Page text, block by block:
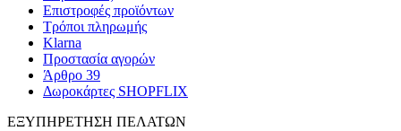
Επιστροφές προϊόντων
Τρόποι πληρωμής
Klarna
Προστασία αγορών
Άρθρο 39
Δωροκάρτες SHOPFLIX
ΕΞΥΠΗΡΕΤΗΣΗ ΠΕΛΑΤΩΝ